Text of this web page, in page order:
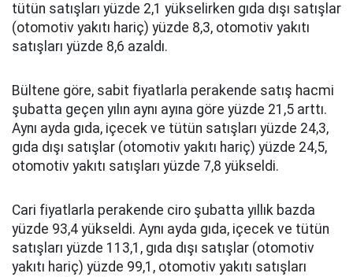
tütün satışları yüzde 2,1 yükselirken gıda dışı satışlar
(otomotiv yakıtı hariç) yüzde 8,3, otomotiv yakıtı
satışları yüzde 8,6 azaldı.
Bültene göre, sabit fiyatlarla perakende satış hacmi
şubatta geçen yılın aynı ayına göre yüzde 21,5 arttı.
Aynı ayda gıda, içecek ve tütün satışları yüzde 24,3,
gıda dışı satışlar (otomotiv yakıtı hariç) yüzde 24,5,
otomotiv yakıtı satışları yüzde 7,8 yükseldi.
Cari fiyatlarla perakende ciro şubatta yıllık bazda
yüzde 93,4 yükseldi. Aynı ayda gıda, içecek ve tütün
satışları yüzde 113,1, gıda dışı satışlar (otomotiv
yakıtı hariç) yüzde 99,1, otomotiv yakıtı satışları